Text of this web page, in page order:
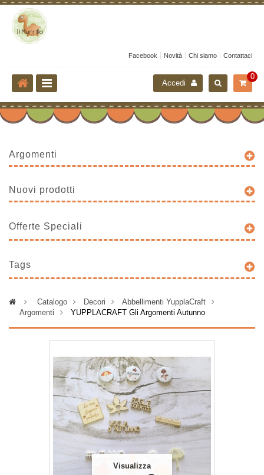
Facebook Novità Chi siamo Contattaci
0
Accedi
Argomenti
Nuovi prodotti
Offerte Speciali
Tags
> Catalogo > Decori >
Abbellimenti YupplaCraft
Argomenti > YUPPLACRAFT Gli Argomenti Autunno
Visualizza